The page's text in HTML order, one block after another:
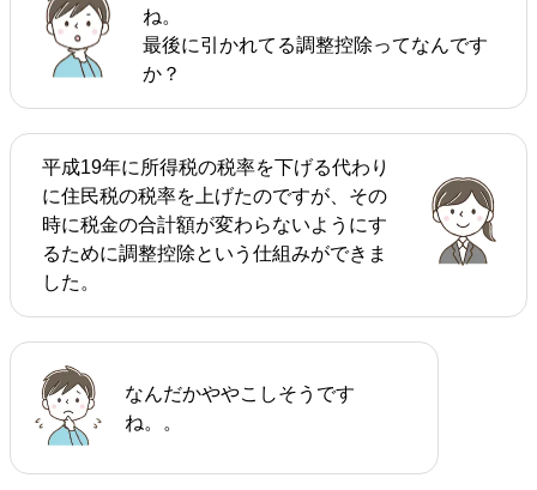
ね。
最後に引かれてる調整控除ってなんです
か？
平成19年に所得税の税率を下げる代わり
に住民税の税率を上げたのですが、その
時に税金の合計額が変わらないようにす
るために調整控除という仕組みができま
した。
なんだかややこしそうです
ね。。